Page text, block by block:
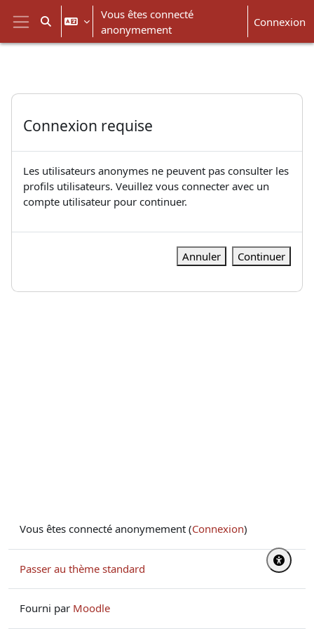
Passer au contenu principal
Panneau latéral
Activer/désactiver la saisie de recherche
Vous êtes connecté
anonymement
Connexion
Connexion requise
Les utilisateurs anonymes ne peuvent pas consulter les
profils utilisateurs. Veuillez vous connecter avec un
compte utilisateur pour continuer.
Annuler Continuer
Vous êtes connecté anonymement (Connexion)
Passer au thème standard
Fourni par Moodle